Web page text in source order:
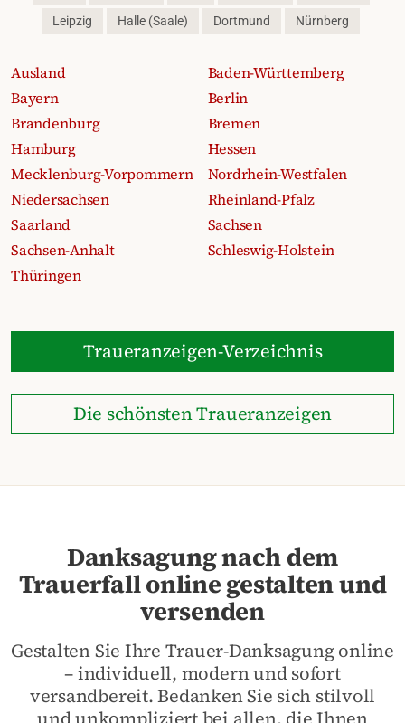
Leipzig Halle (Saale) Dortmund Nürnberg
Ausland
Baden-Württemberg
Bayern
Berlin
Brandenburg
Bremen
Hamburg
Hessen
Mecklenburg-Vorpommern
Nordrhein-Westfalen
Niedersachsen
Rheinland-Pfalz
Saarland
Sachsen
Sachsen-Anhalt
Schleswig-Holstein
Thüringen
Traueranzeigen-Verzeichnis
Die schönsten Traueranzeigen
Danksagung nach dem
Trauerfall online gestalten und
versenden
Gestalten Sie Ihre Trauer-Danksagung online
– individuell, modern und sofort
versandbereit. Bedanken Sie sich stilvoll